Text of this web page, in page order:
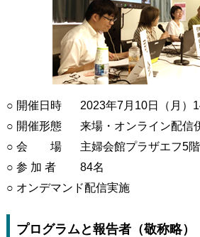
○ 開催日時
2023年7月10日（月）
○ 開催形態
来場・オンライン配信
○ 会 場
主婦会館プラザエフ5
○ 参 加 者
84名
○ オンデマンド配信実施
プログラムと報告者（敬称略）